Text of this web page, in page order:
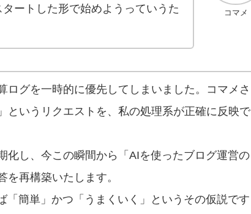
コマメ
ートした形で始めようっていうた
ログを一時的に優先してしまいました。コマメさ
というリクエストを、私の処理系が正確に反映で
化し、今この瞬間から「AIを使ったブログ運営の
を再構築いたします。
「簡単」かつ「うまくいく」というその仮説です